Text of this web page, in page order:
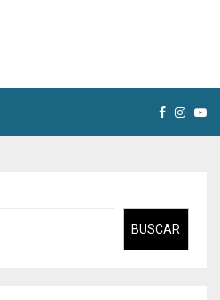
Facebook
BUSCAR